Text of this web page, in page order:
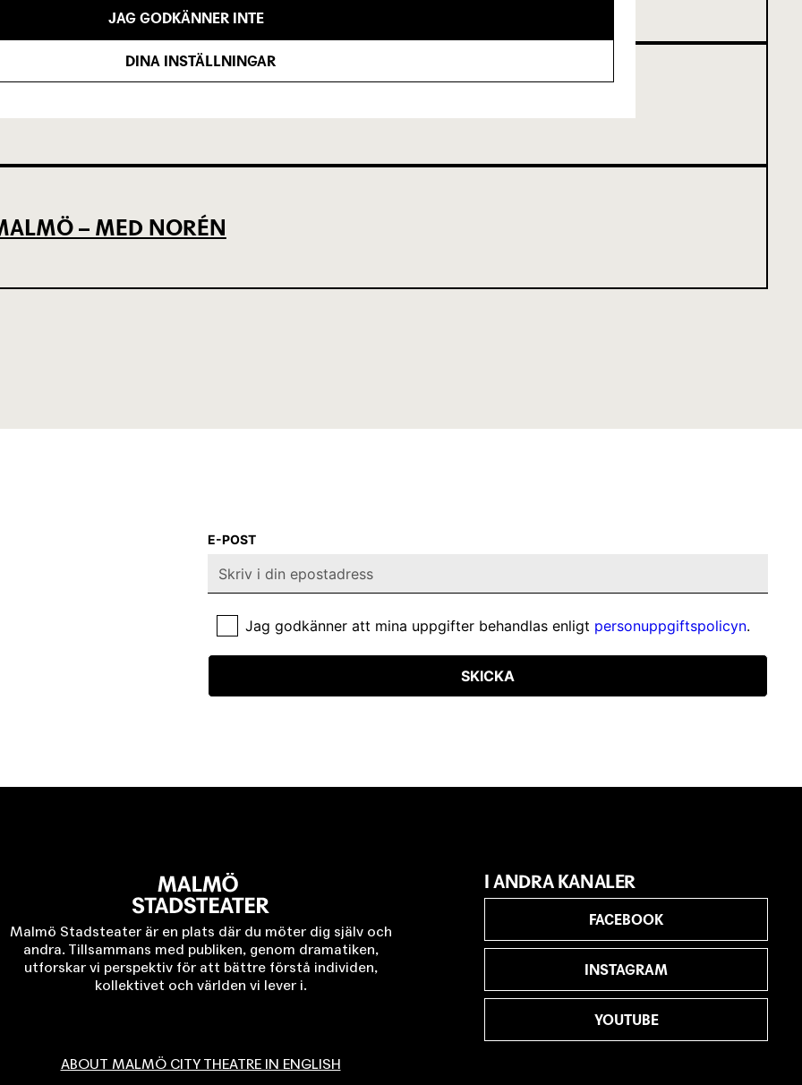
– MED NORÉN
E-POST
Jag godkänner att mina uppgifter behandlas enligt personuppgiftspolicyn.
SKICKA
Malmö Stadsteater är en plats där du möter dig själv och
andra. Tillsammans med publiken, genom dramatiken,
utforskar vi perspektiv för att bättre förstå individen,
kollektivet och världen vi lever i.
ABOUT MALMÖ CITY THEATRE IN ENGLISH
I ANDRA KANALER
FACEBOOK
INSTAGRAM
YOUTUBE
JAG GODKÄNNER INTE
DINA INSTÄLLNINGAR